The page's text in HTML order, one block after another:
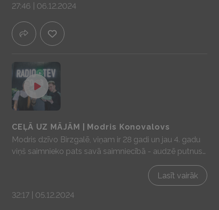
27:46 | 06.12.2024
CEĻĀ UZ MĀJĀM | Modris Konovalovs
Modris dzīvo Birzgalē, viņam ir 28 gadi un jau 4. gadu
viņš saimnieko pats savā saimniecībā - audzē putnus
un pārdod olas. Kā tas notiek vari redzēt Modra IG
Lasīt vairāk
32:17 | 05.12.2024